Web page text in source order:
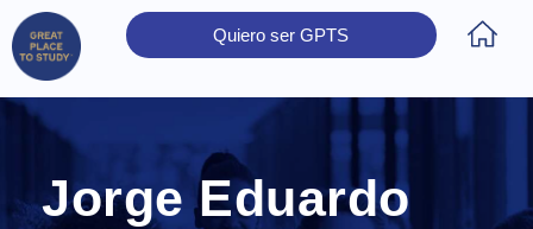
Quiero ser GPTS
Jorge Eduardo